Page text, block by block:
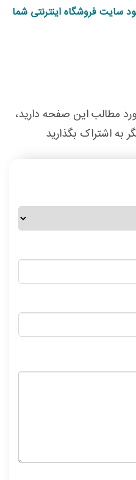
سایت فروشگاه اینترنتی شما
مطالب این صفحه دارید،
به اشتراک بگذارید